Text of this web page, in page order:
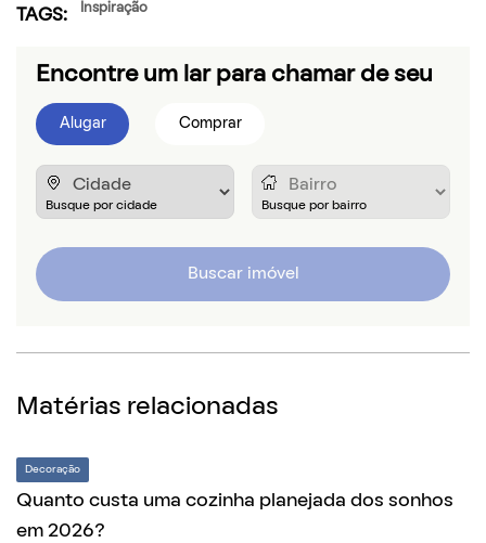
TAGS: Inspiração
Encontre um lar para chamar de seu
Alugar Comprar
Buscar imóvel
Matérias relacionadas
Decoração
Quanto custa uma cozinha planejada dos sonhos
em 2026?